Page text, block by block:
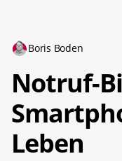
Boris Boden
Notruf-
Leben